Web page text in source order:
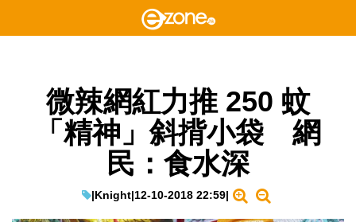
微辣網紅力推 250 蚊
「精神」斜揹小袋 網
民：食水深
|Knight|12-10-2018 22:59|